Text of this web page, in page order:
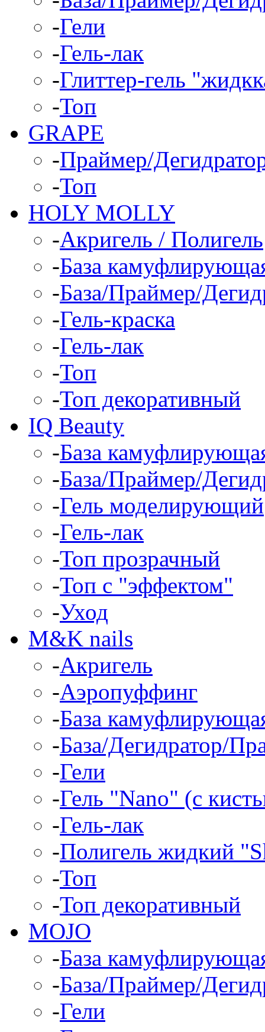
-Гели
-Гель-лак
-Глиттер-гель
-Топ
GRAPE
-Праймер/
-Топ
HOLY MOLLY
-Акригель / Полигель
-База
-База/Праймер/
-Гель-краска
-Гель-лак
-Топ
-Топ декоративный
IQ Beauty
-База
-База/Праймер/
-Гель моделирующий
-Гель-лак
-Топ прозрачный
-Топ с "эффектом"
-Уход
M&K nails
-Акригель
-Аэропуффинг
-База
-База/Дегидратор/
-Гели
-Гель "Nano" (с
-Гель-лак
-Полигель жидкий
-Топ
-Топ декоративный
MOJO
-База
-База/Праймер/
-Гели